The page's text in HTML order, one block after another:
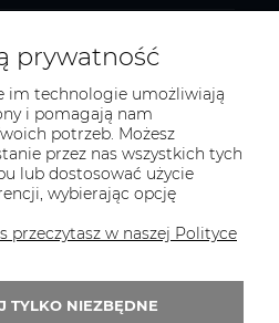
BHP
nasz sklep
Mieroszewskich 2B/XIV
507549566
prywatność
im technologie umożliwiają
i pomagają nam
potrzeb. Możesz
przez nas wszystkich tych
lub dostosować użycie
wybierając opcję
przeczytasz w naszej Polityce
TYLKO NIEZBĘDNE